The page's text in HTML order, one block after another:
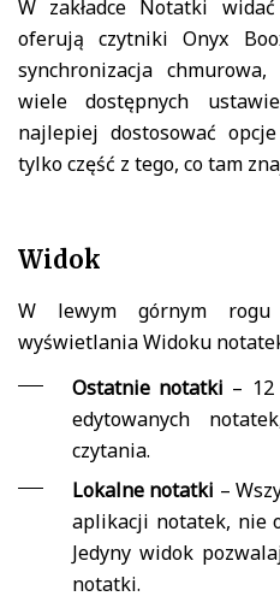
W zakładce Notatki
oferują czytniki Onyx
synchronizacja
wiele dostępnych
najlepiej dostosować
tylko część z tego, co tam
Widok
W lewym górnym
wyświetlania Widoku
Ostatnie notatki –
edytowanych
czytania.
Lokalne notatki –
aplikacji notatek, nie
Jedyny widok
notatki.